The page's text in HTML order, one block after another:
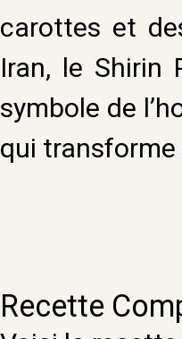
carottes et
Iran, le Shirin
symbole de
qui transforme
Recette